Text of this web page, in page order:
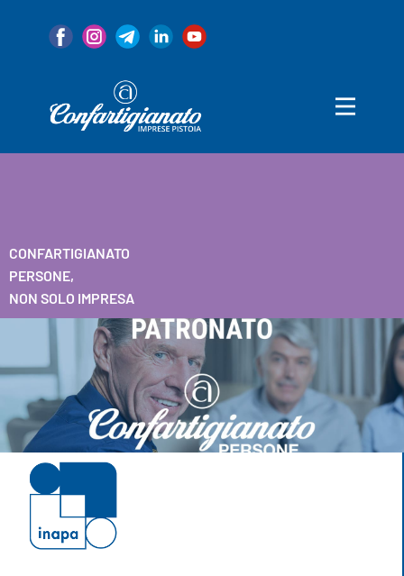
Associazione
Servizi
80 Anni
CONFARTIGIANATO
PERSONE,
NON SOLO IMPRESA